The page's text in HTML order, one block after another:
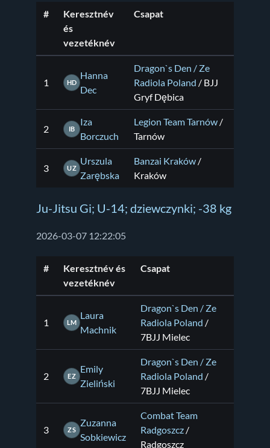
#
Keresztnév
és
vezetéknév
Csapat
1 HD
Hanna
Dec
Dragon`s Den / Ze
Radiola Poland / BJJ
Gryf Dębica
2 IB
Iza
Borczuch
Legion Team Tarnów /
Tarnów
3 UZ
Urszula
Zarębska
Banzai Kraków /
Kraków
Ju-Jitsu Gi; U-14; dziewczynki; -38 kg
2026-03-07 12:22:05
#
Keresztnév és
vezetéknév
Csapat
1 LM
Laura
Machnik
Dragon`s Den / Ze
Radiola Poland /
7BJJ Mielec
2 EZ
Emily
Zieliński
Dragon`s Den / Ze
Radiola Poland /
7BJJ Mielec
3 ZS
Zuzanna
Sobkiewicz
Combat Team
Radgoszcz /
Radgoszcz